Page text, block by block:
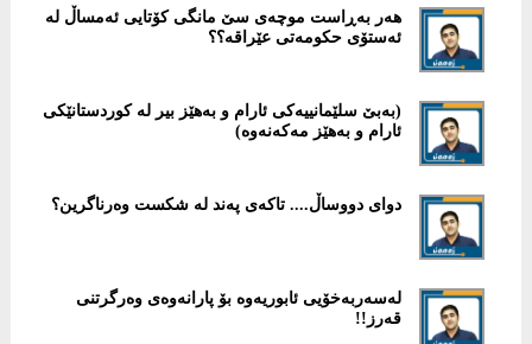
هەر بەڕاست موچەی سێ مانگی کۆتایی ئەمساڵ لە
ئەستۆی حکومەتی عێراقە؟؟
(بەبێ سلێمانییەکى ئارام و بەهێز بیر لە کوردستانێکى
ئارام و بەهێز مەکەنەوە)
دوای دووساڵ.... تاکەى پەند لە شکست وەرناگرین؟
لەسەربەخۆیی ئابوریەوە بۆ پارانەوەی وەرگرتنی
قەرز!!